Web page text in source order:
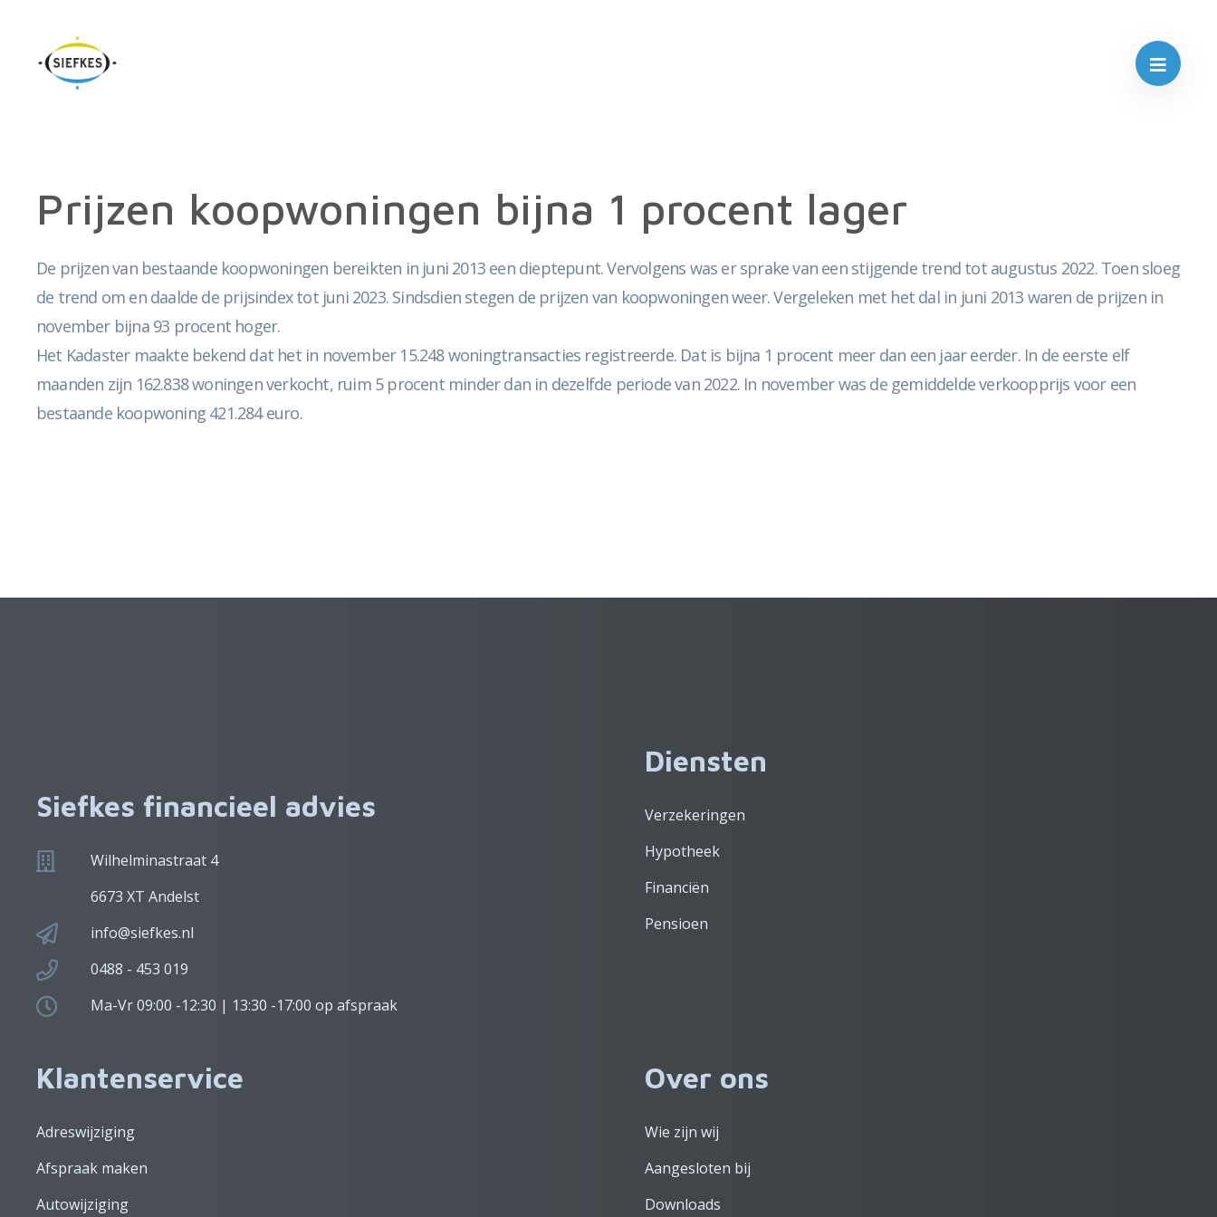
Prijzen koopwoningen bijna 1 procent lager
De prijzen van bestaande koopwoningen bereikten in juni 2013 een dieptepunt. Vervolgens was er sprake van een stijgende trend tot augustus 2022. Toen sloeg
de trend om en daalde de prijsindex tot juni 2023. Sindsdien stegen de prijzen van koopwoningen weer. Vergeleken met het dal in juni 2013 waren de prijzen in
november bijna 93 procent hoger.
Het Kadaster maakte bekend dat het in november 15.248 woningtransacties registreerde. Dat is bijna 1 procent meer dan een jaar eerder. In de eerste elf
maanden zijn 162.838 woningen verkocht, ruim 5 procent minder dan in dezelfde periode van 2022. In november was de gemiddelde verkoopprijs voor een
bestaande koopwoning 421.284 euro.
Siefkes financieel advies
Wilhelminastraat 4
6673 XT Andelst
info@siefkes.nl
0488 - 453 019
Ma-Vr 09:00 -12:30 | 13:30 -17:00 op afspraak
Diensten
Verzekeringen
Hypotheek
Financiën
Pensioen
Klantenservice
Adreswijziging
Afspraak maken
Autowijziging
Over ons
Wie zijn wij
Aangesloten bij
Downloads